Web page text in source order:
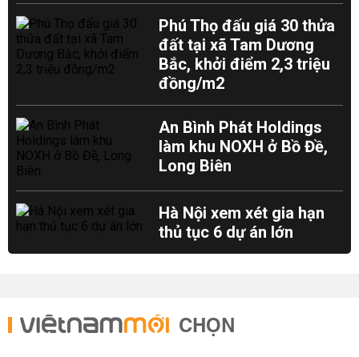
Phú Thọ đấu giá 30 thửa
đất tại xã Tam Dương
Bắc, khởi điểm 2,3 triệu
đồng/m2
An Bình Phát Holdings
làm khu NOXH ở Bồ Đề,
Long Biên
Hà Nội xem xét gia hạn
thủ tục 6 dự án lớn
CHỌN